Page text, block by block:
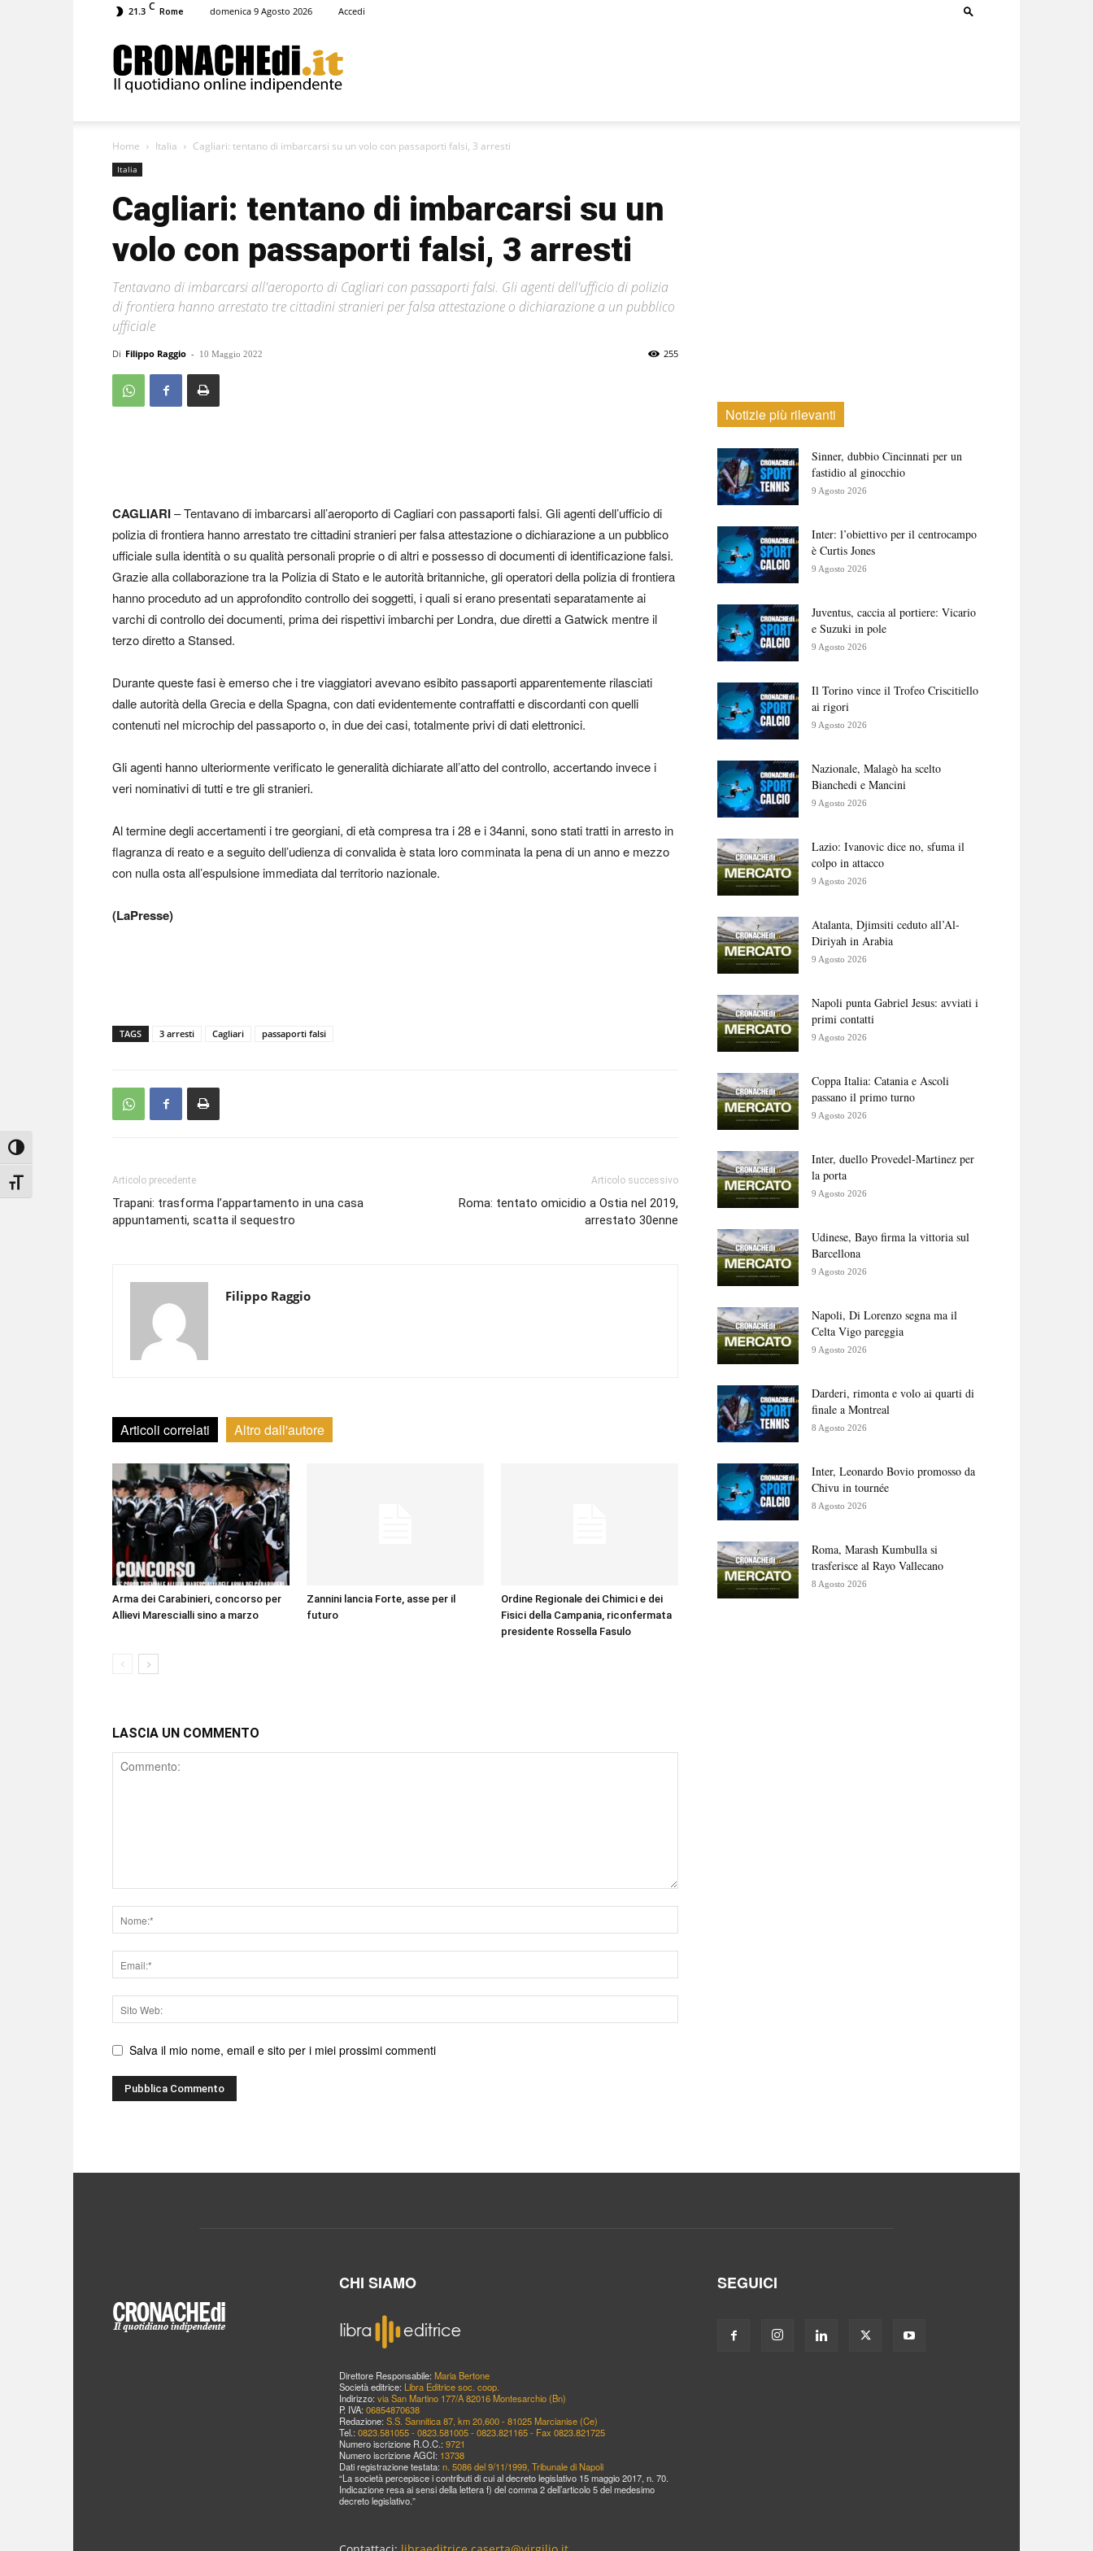
Attiva/disattiva alto contrasto
Attiva/disattiva dimensione testo
21.3 C Rome domenica 9 Agosto 2026 Accedi
Home Italia Cagliari: tentano di imbarcarsi su un volo con passaporti falsi, 3 arresti
Italia
Cagliari: tentano di imbarcarsi su un
volo con passaporti falsi, 3 arresti
Tentavano di imbarcarsi all'aeroporto di Cagliari con passaporti falsi. Gli agenti dell'ufficio di polizia
di frontiera hanno arrestato tre cittadini stranieri per falsa attestazione o dichiarazione a un pubblico
ufficiale
Di Filippo Raggio - 10 Maggio 2022 255
CAGLIARI– Tentavano di imbarcarsi all’aeroporto di Cagliari con passaporti falsi. Gli agenti dell’ufficio di
polizia di frontiera hanno arrestato tre cittadini stranieri per falsa attestazione o dichiarazione a un pubblico
ufficiale sulla identità o su qualità personali proprie o di altri e possesso di documenti di identificazione falsi.
Grazie alla collaborazione tra la Polizia di Stato e le autorità britanniche, gli operatori della polizia di frontiera
hanno proceduto ad un approfondito controllo dei soggetti, i quali si erano presentati separatamente ai
varchi di controllo dei documenti, prima dei rispettivi imbarchi per Londra, due diretti a Gatwick mentre il
terzo diretto a Stansed.
Durante queste fasi è emerso che i tre viaggiatori avevano esibito passaporti apparentemente rilasciati
dalle autorità della Grecia e della Spagna, con dati evidentemente contraffatti e discordanti con quelli
contenuti nel microchip del passaporto o, in due dei casi, totalmente privi di dati elettronici.
Gli agenti hanno ulteriormente verificato le generalità dichiarate all’atto del controllo, accertando invece i
veri nominativi di tutti e tre gli stranieri.
Al termine degli accertamenti i tre georgiani, di età compresa tra i 28 e i 34anni, sono stati tratti in arresto in
flagranza di reato e a seguito dell’udienza di convalida è stata loro comminata la pena di un anno e mezzo
con nulla osta all’espulsione immediata dal territorio nazionale.
(LaPresse)
TAGS 3 arresti Cagliari passaporti falsi
Articolo precedente
Trapani: trasforma l’appartamento in una casa
appuntamenti, scatta il sequestro
Articolo successivo
Roma: tentato omicidio a Ostia nel 2019,
arrestato 30enne
Filippo Raggio
Articoli correlati Altro dall'autore
Arma dei Carabinieri, concorso per
Allievi Marescialli sino a marzo
Zannini lancia Forte, asse per il
futuro
Ordine Regionale dei Chimici e dei
Fisici della Campania, riconfermata
presidente Rossella Fasulo
LASCIA UN COMMENTO
Comment
Nome
Email
Sito
web
Salva il mio nome, email e sito per i miei prossimi commenti
Notizie più rilevanti
Sinner, dubbio Cincinnati per un
fastidio al ginocchio
9 Agosto 2026
Inter: l’obiettivo per il centrocampo
è Curtis Jones
9 Agosto 2026
Juventus, caccia al portiere: Vicario
e Suzuki in pole
9 Agosto 2026
Il Torino vince il Trofeo Criscitiello
ai rigori
9 Agosto 2026
Nazionale, Malagò ha scelto
Bianchedi e Mancini
9 Agosto 2026
Lazio: Ivanovic dice no, sfuma il
colpo in attacco
9 Agosto 2026
Atalanta, Djimsiti ceduto all’Al-
Diriyah in Arabia
9 Agosto 2026
Napoli punta Gabriel Jesus: avviati i
primi contatti
9 Agosto 2026
Coppa Italia: Catania e Ascoli
passano il primo turno
9 Agosto 2026
Inter, duello Provedel-Martinez per
la porta
9 Agosto 2026
Udinese, Bayo firma la vittoria sul
Barcellona
9 Agosto 2026
Napoli, Di Lorenzo segna ma il
Celta Vigo pareggia
9 Agosto 2026
Darderi, rimonta e volo ai quarti di
finale a Montreal
8 Agosto 2026
Inter, Leonardo Bovio promosso da
Chivu in tournée
8 Agosto 2026
Roma, Marash Kumbulla si
trasferisce al Rayo Vallecano
8 Agosto 2026
CHI SIAMO
Direttore Responsabile: Maria Bertone
Società editrice: Libra Editrice soc. coop.
Indirizzo: via San Martino 177/A 82016 Montesarchio (Bn)
P. IVA: 06854870638
Redazione: S.S. Sannitica 87, km 20,600 - 81025 Marcianise (Ce)
Tel.: 0823.581055 - 0823.581005 - 0823.821165 - Fax 0823.821725
Numero iscrizione R.O.C.: 9721
Numero iscrizione AGCI: 13738
Dati registrazione testata: n. 5086 del 9/11/1999, Tribunale di Napoli
“La società percepisce i contributi di cui al decreto legislativo 15 maggio 2017, n. 70.
Indicazione resa ai sensi della lettera f) del comma 2 dell’articolo 5 del medesimo
decreto legislativo.”
SEGUICI